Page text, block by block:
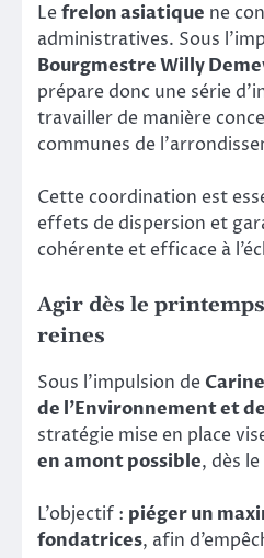
Lefrelon asiatique ne
administratives. Sous
Bourgmestre Willy
prépare donc une série
travailler de manière
communes de
Cette coordination est
effets de dispersion et
cohérente et efficace à
Agir dès le
reines
Sous l’impulsion de
de l’Environnement et
stratégie mise en place
en amont possible, dès le
L’objectif : piéger un
fondatrices, afin